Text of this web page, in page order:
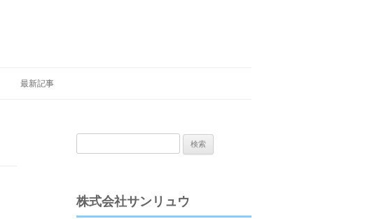
最新記事
株式会社サンリュウ